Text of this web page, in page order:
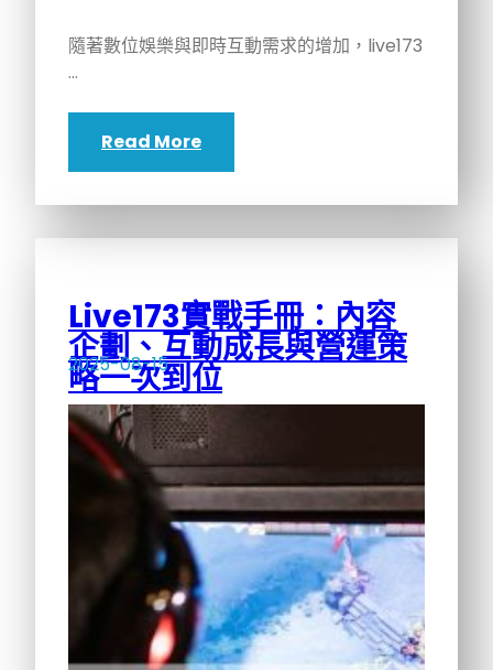
隨著數位娛樂與即時互動需求的增加，live173
…
Read More
Live173實戰手冊：內容
企劃、互動成長與營運策
略一次到位
2025-08-15